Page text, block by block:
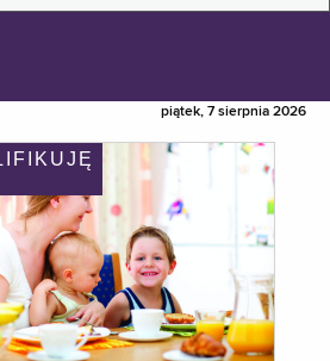
piątek, 7 sierpnia 2026